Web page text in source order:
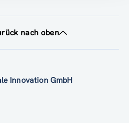
nach oben
Innovation GmbH